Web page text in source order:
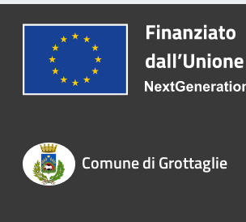
Comune di Grottaglie